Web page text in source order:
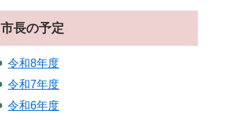
市長の予定
令和8年度
令和7年度
令和6年度